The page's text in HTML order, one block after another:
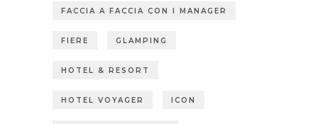
FACCIA A FACCIA CON I MANAGER
FIERE GLAMPING
HOTEL & RESORT
HOTEL VOYAGER ICON